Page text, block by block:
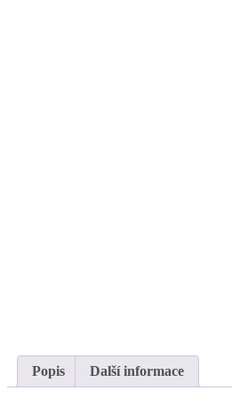
Popis Další informace